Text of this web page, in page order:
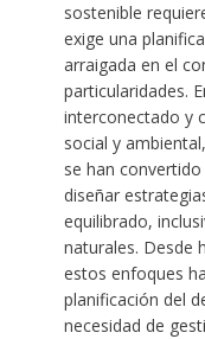
sostenible
exige una
arraigada en el
particularidades.
interconectado y
social y
se han
diseñar
equilibrado,
naturales. Desde
estos enfoques
planificación del
necesidad de